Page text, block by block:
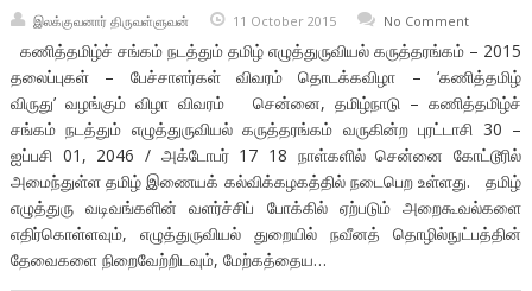
இலக்குவனார் திருவள்ளுவன் 11 October 2015 No Comment
கணித்தமிழ்ச் சங்கம் நடத்தும் தமிழ் எழுத்துருவியல் கருத்தரங்கம் – 2015
தலைப்புகள் – பேச்சாளர்கள் விவரம் தொடக்கவிழா – ‘கணித்தமிழ்
விருது’ வழங்கும் விழா விவரம் சென்னை, தமிழ்நாடு – கணித்தமிழ்ச்
சங்கம் நடத்தும் எழுத்துருவியல் கருத்தரங்கம் வருகின்ற புரட்டாசி 30 –
ஐப்பசி 01, 2046 / அக்டோபர் 17 18 நாள்களில் சென்னை கோட்டூரில்
அமைந்துள்ள தமிழ் இணையக் கல்விக்கழகத்தில் நடைபெற உள்ளது. தமிழ்
எழுத்துரு வடிவங்களின் வளர்ச்சிப் போக்கில் ஏற்படும் அறைகூவல்களை
எதிர்கொள்ளவும், எழுத்துருவியல் துறையில் நவீனத் தொழில்நுட்பத்தின்
தேவைகளை நிறைவேற்றிடவும், மேற்கத்தைய…